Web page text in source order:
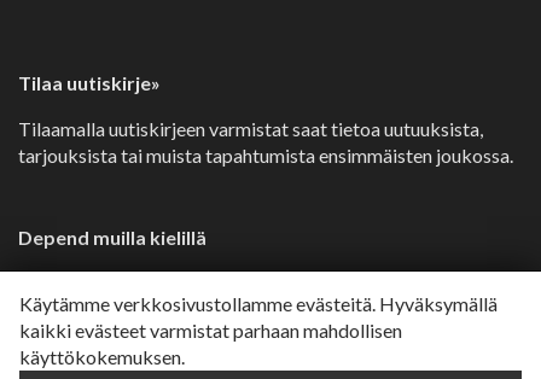
Käytämme verkkosivustollamme evästeitä. Hyväksymällä
kaikki evästeet varmistat parhaan mahdollisen
käyttökokemuksen.
Tilaa uutiskirje»
Tilaamalla uutiskirjeen varmistat saat tietoa uutuuksista,
tarjouksista tai muista tapahtumista ensimmäisten joukossa.
Depend muilla kielillä
Dansk»